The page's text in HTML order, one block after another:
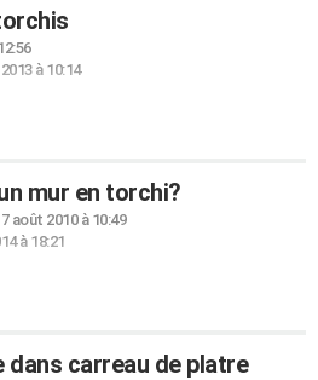
à 10:14
mur en torchi?
août 2010 à 10:49
à 18:21
dans carreau de platre